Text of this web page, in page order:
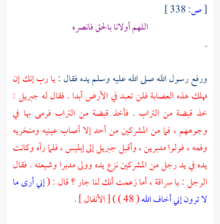
[ص:
اللهم أولانا بالحق فانصره
.
ورفع رسول الله صلى الله عليه وسلم يده فقال :يا رب إنك إن
تهلك هذه العصابة فلن تعبد في الأرض أبدا . فقال له جبريل :
خذ قبضة من التراب . فأخذ قبضة من التراب فرمى بها في
وجوههم ، فما من المشركين من أحد إلا أصاب عينيه ومنخريه
وفمه ، فولوا مدبرين ، وأقبلجبريلإلى إبليس ، فلما رآه وكانت
يده في يد رجل من المشركين نزع يده وولى مدبرا وشيعته . فقال
الرجل : ياسراقة ،أما زعمت أنك لنا جار ؟ قال : (إني أرى ما
لا ترون إني أخاف الله( 48 ) ) [ الأنفال ] .